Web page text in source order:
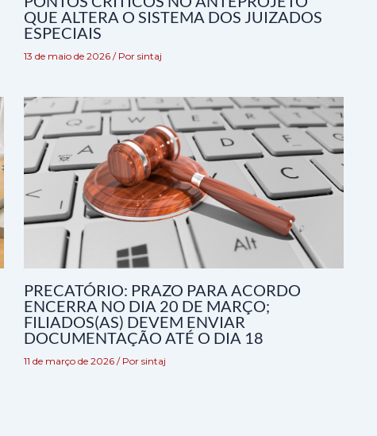
QUE ALTERA O SISTEMA DOS JUIZADOS
ESPECIAIS
13 de maio de 2026 / Por sintaj
PRECATÓRIO: PRAZO PARA ACORDO
ENCERRA NO DIA 20 DE MARÇO;
FILIADOS(AS) DEVEM ENVIAR
DOCUMENTAÇÃO ATÉ O DIA 18
11 de março de 2026 / Por sintaj